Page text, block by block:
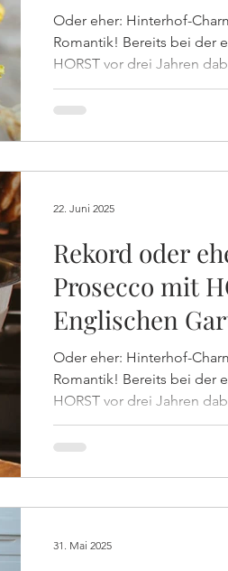
Oder eher: Hinterhof-
Romantik! Bereits bei der ersten Taufe der Familie durfte
HORST vor drei Jahren
lauschigen Hinterhof der
die rund 60 Gäste bei der
Rekord oder
Prosecco mit
Englischen
Oder eher: Hinterhof-
Romantik! Bereits bei der ersten Taufe der Familie durfte
HORST vor drei Jahren
lauschigen Hinterhof der
die rund 60 Gäste bei der
22. Juni 2025
31. Mai 2025